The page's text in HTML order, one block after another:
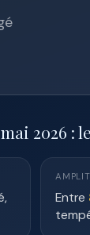
2026 :
Entre